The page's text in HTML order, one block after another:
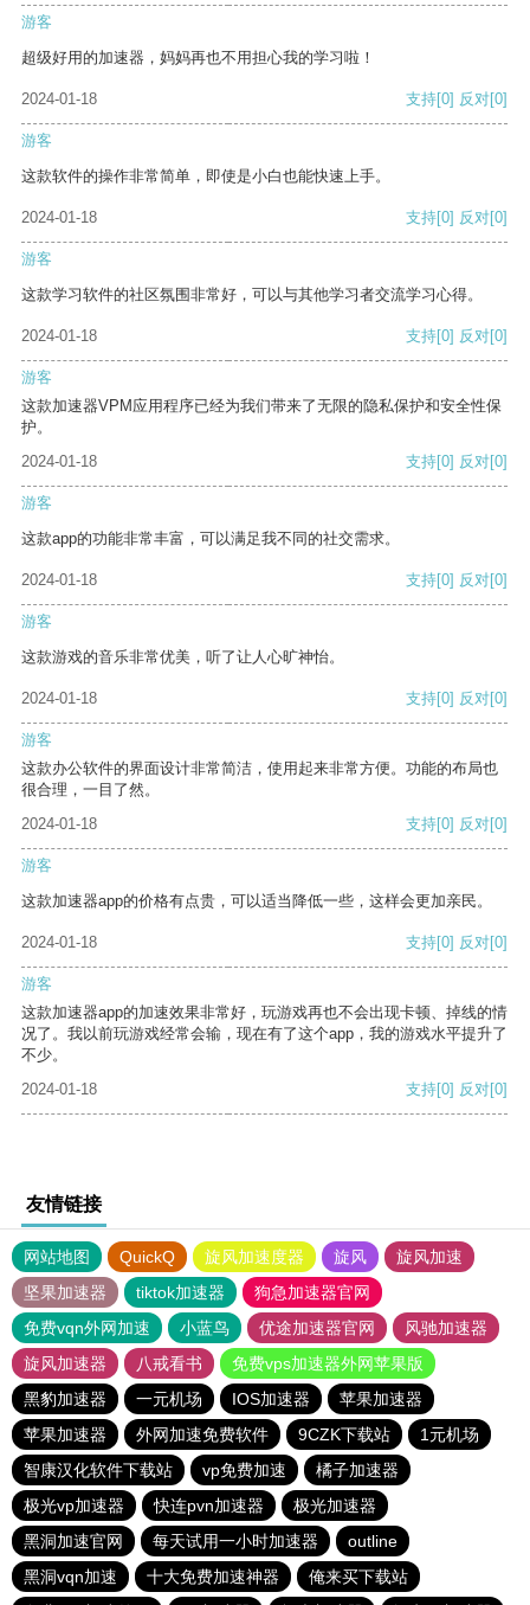
游客
超级好用的加速器，妈妈再也不用担心我的学习啦！
2024-01-18 支持[0] 反对[0]
游客
这款软件的操作非常简单，即使是小白也能快速上手。
2024-01-18 支持[0] 反对[0]
游客
这款学习软件的社区氛围非常好，可以与其他学习者交流学习心得。
2024-01-18 支持[0] 反对[0]
游客
这款加速器VPM应用程序已经为我们带来了无限的隐私保护和安全性保
护。
2024-01-18
支持[0] 反对[0]
游客
这款app的功能非常丰富，可以满足我不同的社交需求。
2024-01-18 支持[0] 反对[0]
游客
这款游戏的音乐非常优美，听了让人心旷神怡。
2024-01-18 支持[0] 反对[0]
游客
这款办公软件的界面设计非常简洁，使用起来非常方便。功能的布局也
很合理，一目了然。
2024-01-18
支持[0] 反对[0]
游客
这款加速器app的价格有点贵，可以适当降低一些，这样会更加亲民。
2024-01-18 支持[0] 反对[0]
游客
这款加速器app的加速效果非常好，玩游戏再也不会出现卡顿、掉线的情
况了。我以前玩游戏经常会输，现在有了这个app，我的游戏水平提升了
不少。
2024-01-18
支持[0] 反对[0]
友情链接
网站地图 QuickQ 旋风加速度器 旋风
旋风加速
坚果加速器
tiktok加速器
狗急加速器官网
免费vqn外网加速
小蓝鸟 优途加速器官网
风驰加速器
旋风加速器
八戒看书
免费vps加速器外网苹果版
黑豹加速器
一元机场 IOS加速器
苹果加速器
苹果加速器
外网加速免费软件 9CZK下载站
1元机场
智康汉化软件下载站
vp免费加速
橘子加速器
极光vp加速器
快连pvn加速器
极光加速器
黑洞加速官网
每天试用一小时加速器
outline
黑洞vqn加速
十大免费加速神器
俺来买下载站